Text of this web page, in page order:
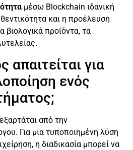
μέσω Blockchain ιδανική
και η προέλευση
βιολογικά προϊόντα, τα
απαιτείται για
ενός
από την
Για μια τυποποιημένη λύση
η διαδικασία μπορεί να